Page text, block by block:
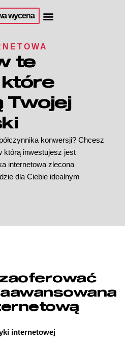
wycena
te
które
Twojej
konwersji? Chcesz
którą inwestujesz jest
internetowa zlecona
dla Ciebie idealnym
internetowej